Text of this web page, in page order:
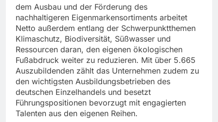
dem Ausbau und der Förderung des
nachhaltigeren Eigenmarkensortiments arbeitet
Netto außerdem entlang der Schwerpunktthemen
Klimaschutz, Biodiversität, Süßwasser und
Ressourcen daran, den eigenen ökologischen
Fußabdruck weiter zu reduzieren. Mit über 5.665
Auszubildenden zählt das Unternehmen zudem zu
den wichtigsten Ausbildungsbetrieben des
deutschen Einzelhandels und besetzt
Führungspositionen bevorzugt mit engagierten
Talenten aus den eigenen Reihen.